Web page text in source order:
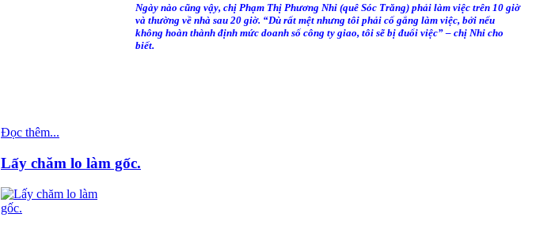
Ngày nào cũng vậy, chị Phạm Thị Phương Nhi (quê Sóc Trăng) phải làm việc trên 10 giờ
và thường về nhà sau 20 giờ. “Dù rất mệt nhưng tôi phải cố gắng làm việc, bởi nếu
không hoàn thành định mức doanh số công ty giao, tôi sẽ bị đuổi việc” – chị Nhi cho
biết.
Đọc thêm...
Lấy chăm lo làm gốc.